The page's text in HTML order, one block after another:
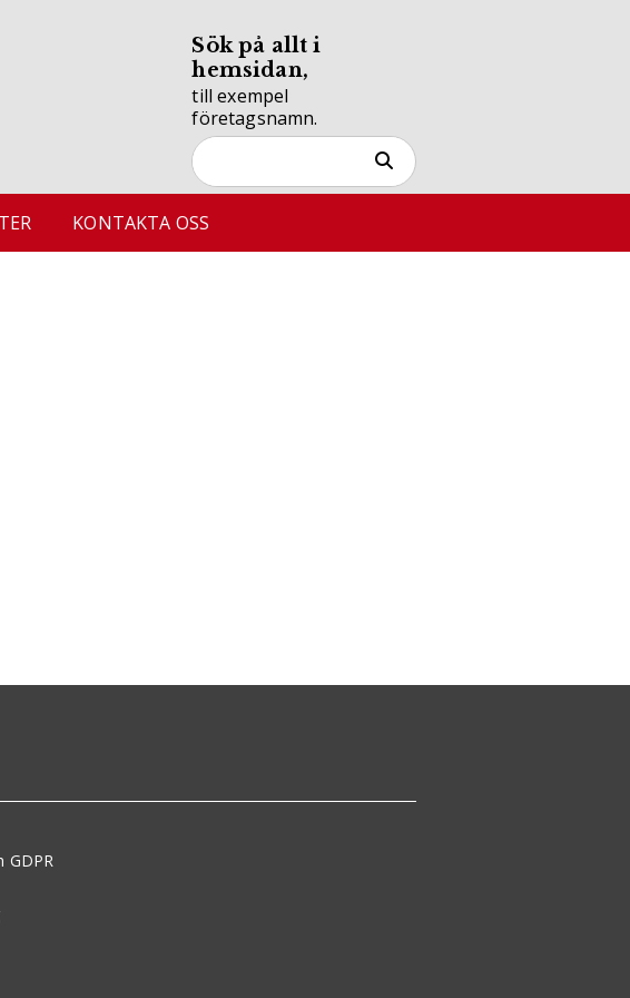
Sök på allt i
hemsidan,
till exempel
företagsnamn.
KONTAKTA OSS
GDPR